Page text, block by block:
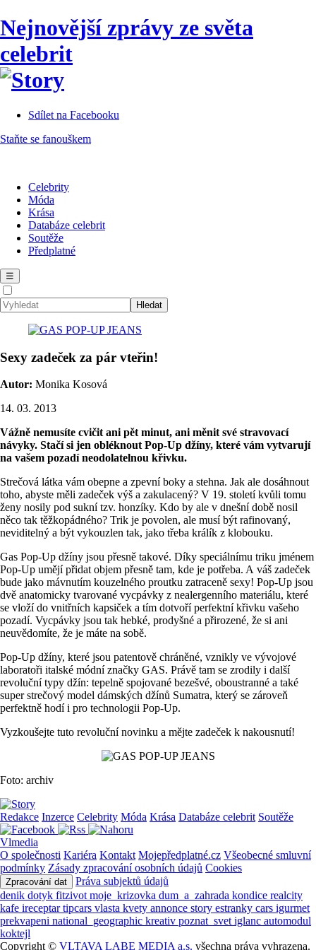
Nejnovější zprávy ze světa
celebrit
Sdílet na Facebooku
Staňte se fanouškem
Celebrity
Móda
Krása
Databáze celebrit
Soutěže
Předplatné
☰
Sexy zadeček za pár vteřin!
Autor: Monika Kosová
14. 03. 2013
Vážně nemusíte cvičit ani pět minut, ani měnit své stravovací
návyky. Stačí si jen obléknout Pop-Up džíny, které vám vytvarují
na vašem pozadí neodolatelnou křivku.
Strečová látka vám obepne a zpevní boky a stehna. Jak ale dosáhnout
toho, abyste měli zadeček výš a zakulacený? V 19. století kvůli tomu
ženy nosily pod sukní tzv. honzíky. Kdo by ale v dnešní době nosil
něco tak těžkopádného? Trik je povolen, ale musí být rafinovaný,
neviditelný a být vykouzlen tak, jako třeba králík z klobouku.
Gas Pop-Up džíny jsou přesně takové. Díky speciálnímu triku jménem
Pop-Up umějí přidat objem přesně tam, kde je potřeba. A váš zadeček
bude jako mávnutím kouzelného proutku zatraceně sexy! Pop-Up jsou
dvě anatomicky tvarované vycpávky z nealergenního materiálu, které
se vloží do vnitřních kapsiček a tím dotvoří perfektní křivku vašeho
pozadí. Vycpávky jsou tak hebké, prodyšné a přirozené, že si ani
neuvědomíte, že je máte na sobě.
Pop-Up džíny, které jsou patentově chráněné, vznikly ve vývojové
laboratoři italské módní značky GAS. Právě tam se zrodily i další
revoluční typy džín: tepelně spojované bezešvé, oboustranné a také
super strečový model dámských džínů Sumatra, který se zároveň
perfektně hodí i pro technologii Pop-Up.
Vyzkoušejte tuto revoluční novinku a mějte zadeček k nakousnutí!
Foto: archiv
Redakce Inzerce Celebrity Móda Krása Databáze celebrit Soutěže
Vlmedia
O společnosti Kariéra Kontakt Mojepředplatné.cz Všeobecné smluvní
podmínky Zásady zpracování osobních údajů Cookies
Zpracování dat
Práva subjektů údajů
denik dotyk fitzivot moje_krizovka dum_a_zahrada kondice realcity
kafe ireceptartipcars vlasta kvety annonce story estranky cars igurmet
prekvapeni national_geographic kreativ poznat_svet iglanc automodul
koktejl
Copyright © VLTAVA LABE MEDIA a.s. všechna práva vyhrazena.